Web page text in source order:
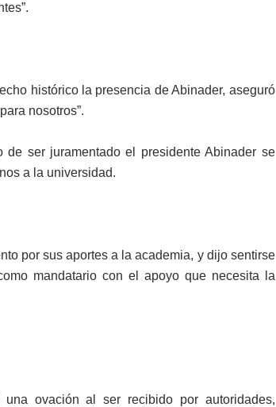
histórico la pre­sencia de Abinader, asegu­ró
nosotros”.
ser juramentado el presidente Abinader se
a la universidad.
por sus aportes a la academia, y dijo sen­tirse
mandatario con el apoyo que necesita la
ovación al ser recibido por autorida­des,